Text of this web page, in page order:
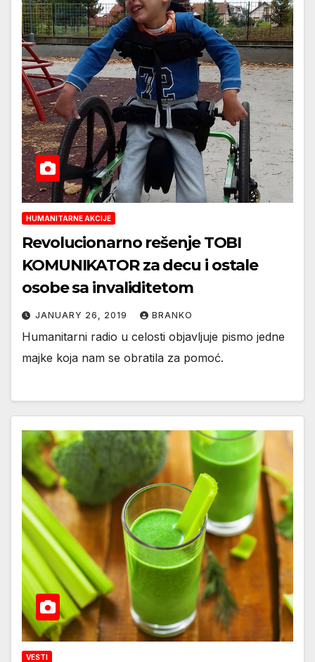
HUMANITARNE AKCIJE
Revolucionarno rešenje TOBI
KOMUNIKATOR za decu i ostale
osobe sa invaliditetom
JANUARY 26, 2019 BRANKO
Humanitarni radio u celosti objavljuje pismo jedne
majke koja nam se obratila za pomoć.
VESTI